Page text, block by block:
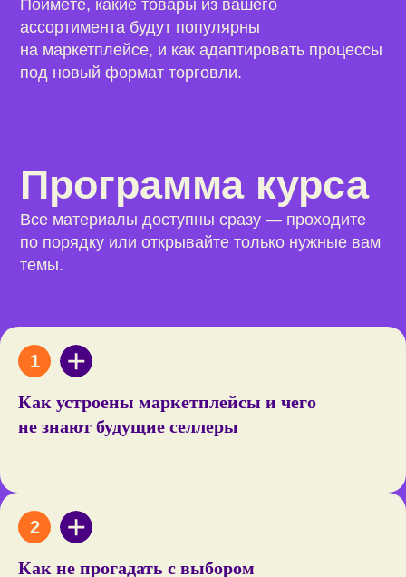
Как устроены маркетплейсы и чего
не знают будущие селлеры
Как не прогадать с выбором